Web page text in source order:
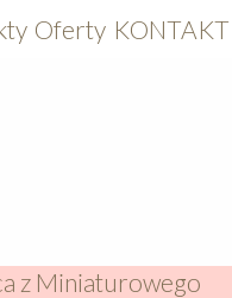
Oferty KONTAKT
z Miniaturowego